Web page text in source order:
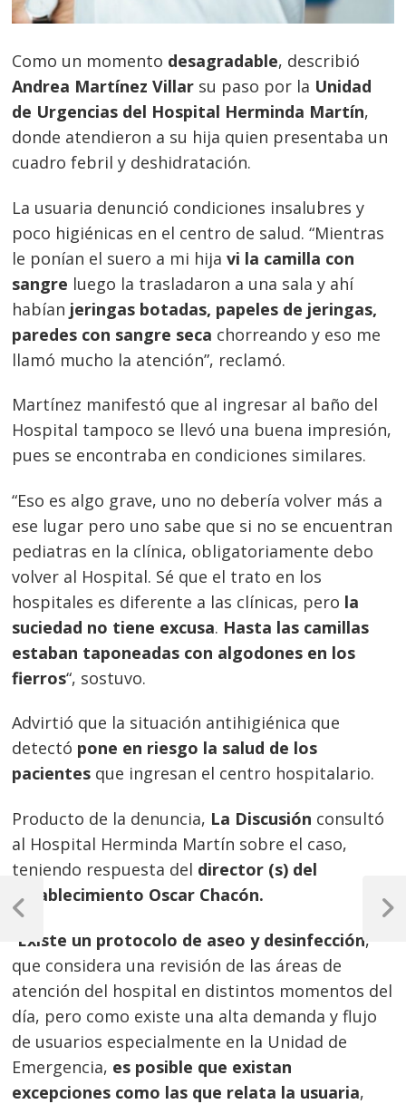
Como un momento desagradable, describió
Andrea Martínez Villar su paso por la Unidad
de Urgencias del Hospital Herminda Martín,
donde atendieron a su hija quien presentaba un
cuadro febril y deshidratación.
La usuaria denunció condiciones insalubres y
poco higiénicas en el centro de salud. “Mientras
le ponían el suero a mi hijavi la camilla con
sangre luego la trasladaron a una sala y ahí
habían jeringas botadas, papeles de jeringas,
paredes con sangre seca chorreando y eso me
llamó mucho la atención”, reclamó.
Martínez manifestó que al ingresar al baño del
Hospital tampoco se llevó una buena impresión,
pues se encontraba en condiciones similares.
“Eso es algo grave, uno no debería volver más a
ese lugar pero uno sabe que si no se encuentran
pediatras en la clínica, obligatoriamente debo
volver al Hospital. Sé que el trato en los
hospitales es diferente a las clínicas, pero la
suciedad no tiene excusa. Hasta las camillas
estaban taponeadas con algodones en los
fierros“, sostuvo.
Advirtió que la situación antihigiénica que
detectó pone en riesgo la salud de los
pacientes que ingresan el centro hospitalario.
Producto de la denuncia, La Discusión consultó
al Hospital Herminda Martín sobre el caso,
teniendo respuesta del director (s) del
establecimiento Oscar Chacón.
Existe un protocolo de aseo y desinfección,
que considera una revisión de las áreas de
atención del hospital en distintos momentos del
día, pero como existe una alta demanda y flujo
de usuarios especialmente en la Unidad de
Emergencia, es posible que existan
excepciones como las que relata la usuaria,
Navegación
de
entradas
Previous
Next
Post